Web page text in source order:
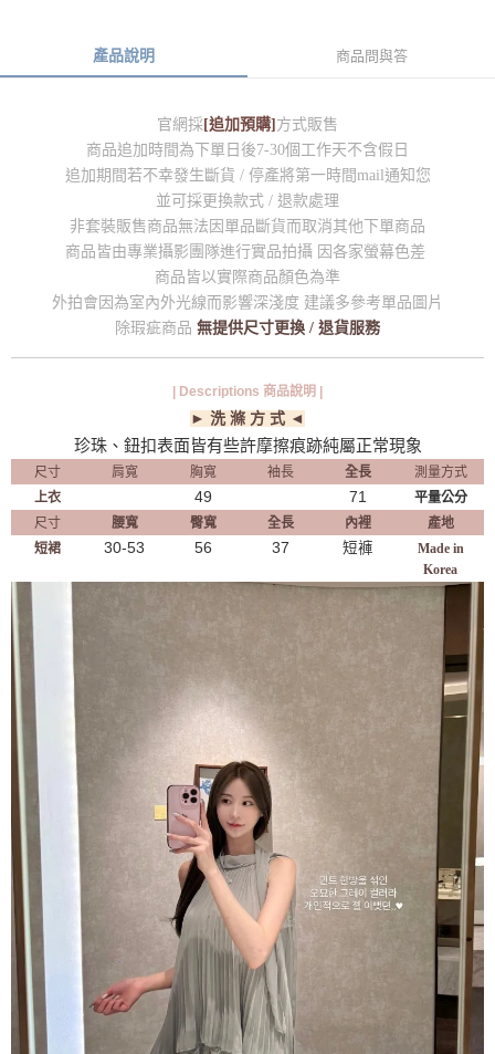
產品說明 商品問與答
官網採[追加預購]方式販售
商品追加時間為下單日後7-30個工作天不含假日
追加期間若不幸發生斷貨 / 停產將第一時間mail通知您
並可採更換款式 / 退款處理
非套裝販售商品無法因單品斷貨而取消其他下單商品
商品皆由專業攝影團隊進行實品拍攝 因各家螢幕色差
商品皆以實際商品顏色為準
外拍會因為室內外光線而影響深淺度 建議多參考單品圖片
除瑕疵商品 無提供尺寸更換 / 退貨服務
| Descriptions 商品說明 |
► 洗 滌 方 式 ◄
珍珠、鈕扣表面皆有些許摩擦痕跡純屬正常現象
尺寸 肩寬 胸寬 袖長 全長
測量方式
上衣
49 71
平量公分
尺寸
腰寬 臀寬 全長 內裡
產地
短裙
30-53 56 37 短褲
Made in
Korea